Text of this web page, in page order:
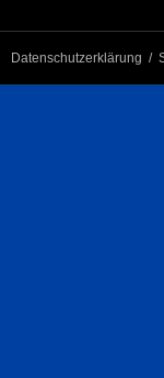
Datenschutzerklärung